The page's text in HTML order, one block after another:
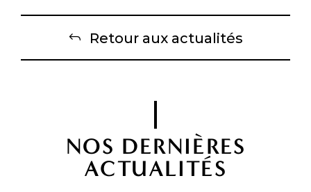
Retour aux actualités
NOS DERNIÈRES
ACTUALITÉS